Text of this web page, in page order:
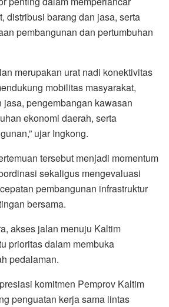
distribusi barang dan jasa, serta
pembangunan dan pertumbuhan
merupakan urat nadi konektivitas
mobilitas masyarakat,
pengembangan kawasan
ekonomi daerah, serta
ujar Ingkong.
tersebut menjadi momentum
sekaligus mengevaluasi
pembangunan infrastruktur
bersama.
akses jalan menuju Kaltim
prioritas dalam membuka
pedalaman.
komitmen Pemprov Kaltim
penguatan kerja sama lintas